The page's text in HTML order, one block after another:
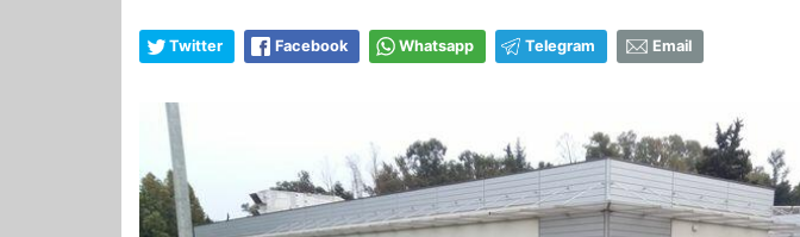
Twitter Facebook Whatsapp Telegram Email